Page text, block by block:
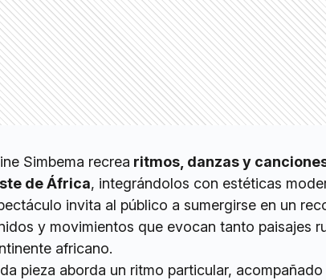
Simbema recrea ritmos, danzas y
de África, integrándolos con estéticas
invita al público a sumergirse en un
y movimientos que evocan tanto paisajes
africano.
pieza aborda un ritmo particular,